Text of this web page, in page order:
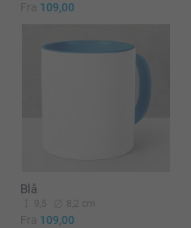
Fra 109,00
Blå
9,5 8,2 cm
Fra 109,00